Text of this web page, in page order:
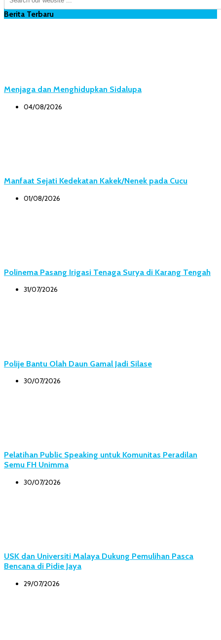
Berita Terbaru
Menjaga dan Menghidupkan Sidalupa
04/08/2026
Manfaat Sejati Kedekatan Kakek/Nenek pada Cucu
01/08/2026
Polinema Pasang Irigasi Tenaga Surya di Karang Tengah
31/07/2026
Polije Bantu Olah Daun Gamal Jadi Silase
30/07/2026
Pelatihan Public Speaking untuk Komunitas Peradilan
Semu FH Unimma
30/07/2026
USK dan Universiti Malaya Dukung Pemulihan Pasca
Bencana di Pidie Jaya
29/07/2026